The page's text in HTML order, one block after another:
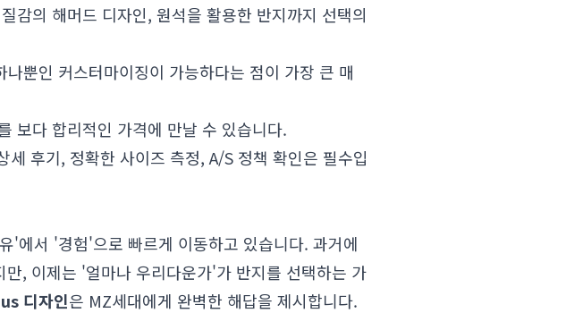
감의 해머드 디자인, 원석을 활용한 반지까지 선택의
뿐인 커스터마이징이 가능하다는 점이 가장 큰 매
보다 합리적인 가격에 만날 수 있습니다.
후기, 정확한 사이즈 측정, A/S 정책 확인은 필수입
'에서 '경험'으로 빠르게 이동하고 있습니다. 과거에
, 이제는 '얼마나 우리다운가'가 반지를 선택하는 가
디자인은 MZ세대에게 완벽한 해답을 제시합니다.